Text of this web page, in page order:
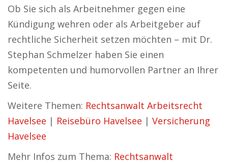
Ob Sie sich als Arbeitnehmer gegen eine
Kündigung wehren oder als Arbeitgeber auf
rechtliche Sicherheit setzen möchten – mit Dr.
Stephan Schmelzer haben Sie einen
kompetenten und humorvollen Partner an Ihrer
Seite.
Weitere Themen: Rechtsanwalt Arbeitsrecht
Havelsee | Reisebüro Havelsee | Versicherung
Havelsee
Mehr Infos zum Thema: Rechtsanwalt